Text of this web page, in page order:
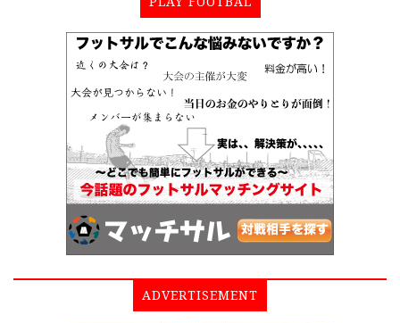
ADVERTISEMENT